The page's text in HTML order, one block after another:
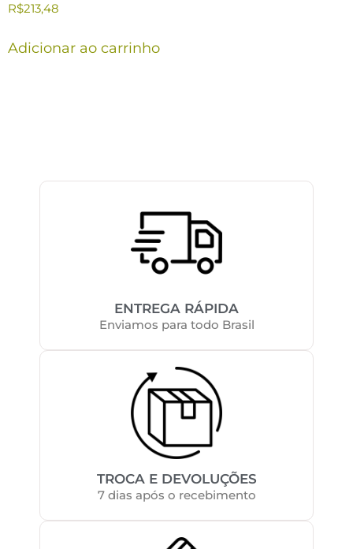
R$213,48
Adicionar ao carrinho
ENTREGA RÁPIDA
Enviamos para todo Brasil
TROCA E DEVOLUÇÕES
7 dias após o recebimento